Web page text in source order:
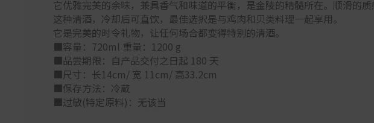
它优雅完美的余味，兼具香气和味道的平衡，是金陵的精髓所在。顺滑的
这种清酒，冷却后可直饮，最佳选択是与鸡肉和贝类料理一起享用。
它是完美的时令礼物，让任何场合都变得特别的清酒。
■容量：720ml 重量：1200 g
■品尝期限：自产品交付之日起 180 天
■尺寸：长14cm/ 宽 11cm/ 高33.2cm
■保存方法：冷蔵
■过敏(特定原料)：无该当